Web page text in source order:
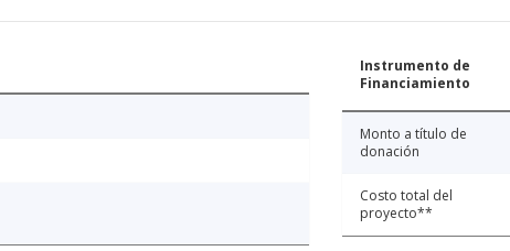
Instrumento de
Financiamiento
Monto a título de
donación
Costo total del
proyecto**